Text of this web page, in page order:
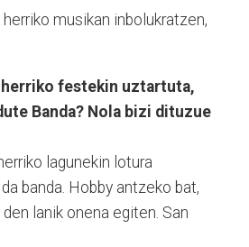
musikan inbolukratzen,
festekin uztartuta,
Banda? Nola bizi dituzue
lagunekin lotura
banda. Hobby antzeko bat,
lanik onena egiten. San